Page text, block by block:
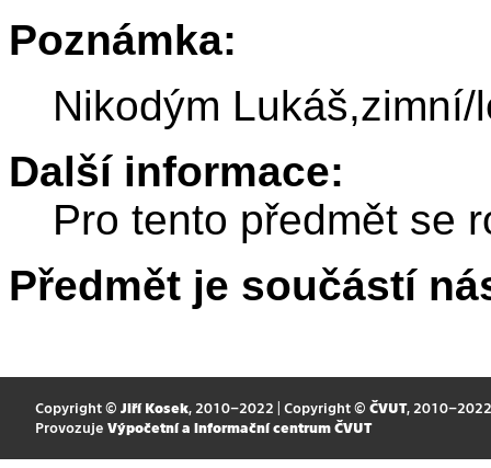
Poznámka:
Nikodým
Další informace:
Pro tento předmět se
Předmět je součástí
Copyright © Jiří Kosek, 2010–2022 | Copyright © ČVUT, 2010–2022
Provozuje Výpočetní a informační centrum ČVUT